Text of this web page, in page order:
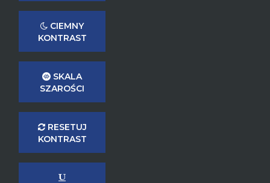
CIEMNY
KONTRAST
SKALA
SZAROŚCI
RESETUJ
KONTRAST